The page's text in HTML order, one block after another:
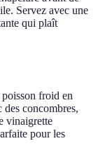
Servez avec une
qui plaît
froid en
des concombres,
vinaigrette
pour les